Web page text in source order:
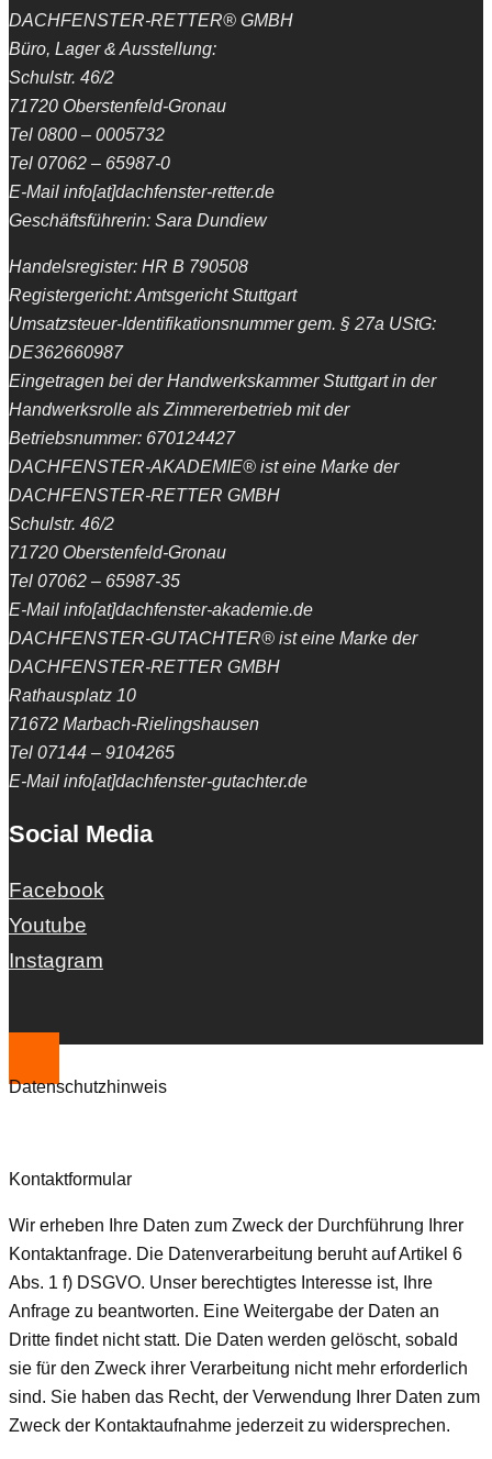
DACHFENSTER-RETTER® GMBH
Büro, Lager & Ausstellung:
Schulstr. 46/2
71720 Oberstenfeld-Gronau
Tel 0800 – 0005732
Tel 07062 – 65987-0
E-Mail info[at]dachfenster-retter.de
Geschäftsführerin: Sara Dundiew
Handelsregister: HR B 790508
Registergericht: Amtsgericht Stuttgart
Umsatzsteuer-Identifikationsnummer gem. § 27a UStG:
DE362660987
Eingetragen bei der Handwerkskammer Stuttgart in der
Handwerksrolle als Zimmererbetrieb mit der
Betriebsnummer: 670124427
DACHFENSTER-AKADEMIE® ist eine Marke der
DACHFENSTER-RETTER GMBH
Schulstr. 46/2
71720 Oberstenfeld-Gronau
Tel 07062 – 65987-35
E-Mail info[at]dachfenster-akademie.de
DACHFENSTER-GUTACHTER® ist eine Marke der
DACHFENSTER-RETTER GMBH
Rathausplatz 10
71672 Marbach-Rielingshausen
Tel 07144 – 9104265
E-Mail info[at]dachfenster-gutachter.de
Social Media
Facebook
Youtube
Instagram
Datenschutzhinweis
Kontaktformular
Wir erheben Ihre Daten zum Zweck der Durchführung Ihrer
Kontaktanfrage. Die Datenverarbeitung beruht auf Artikel 6
Abs. 1 f) DSGVO. Unser berechtigtes Interesse ist, Ihre
Anfrage zu beantworten. Eine Weitergabe der Daten an
Dritte findet nicht statt. Die Daten werden gelöscht, sobald
sie für den Zweck ihrer Verarbeitung nicht mehr erforderlich
sind. Sie haben das Recht, der Verwendung Ihrer Daten zum
Zweck der Kontaktaufnahme jederzeit zu widersprechen.